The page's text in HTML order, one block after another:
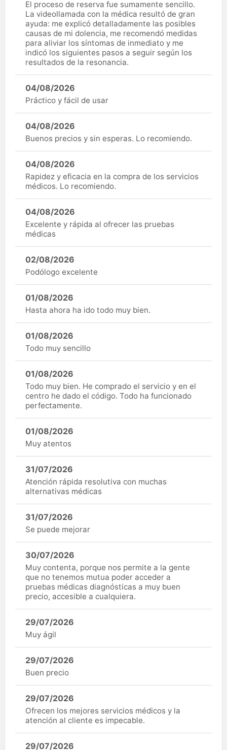
El proceso de reserva fue sumamente sencillo.
La videollamada con la médica resultó de gran
ayuda: me explicó detalladamente las posibles
causas de mi dolencia, me recomendó medidas
para aliviar los síntomas de inmediato y me
indicó los siguientes pasos a seguir según los
resultados de la resonancia.
04/08/2026
Práctico y fácil de usar
04/08/2026
Buenos precios y sin esperas. Lo recomiendo.
04/08/2026
Rapidez y eficacia en la compra de los servicios
médicos. Lo recomiendo.
04/08/2026
Excelente y rápida al ofrecer las pruebas
médicas
02/08/2026
Podólogo excelente
01/08/2026
Hasta ahora ha ido todo muy bien.
01/08/2026
Todo muy sencillo
01/08/2026
Todo muy bien. He comprado el servicio y en el
centro he dado el código. Todo ha funcionado
perfectamente.
01/08/2026
Muy atentos
31/07/2026
Atención rápida resolutiva con muchas
alternativas médicas
31/07/2026
Se puede mejorar
30/07/2026
Muy contenta, porque nos permite a la gente
que no tenemos mutua poder acceder a
pruebas médicas diagnósticas a muy buen
precio, accesible a cualquiera.
29/07/2026
Muy ágil
29/07/2026
Buen precio
29/07/2026
Ofrecen los mejores servicios médicos y la
atención al cliente es impecable.
29/07/2026